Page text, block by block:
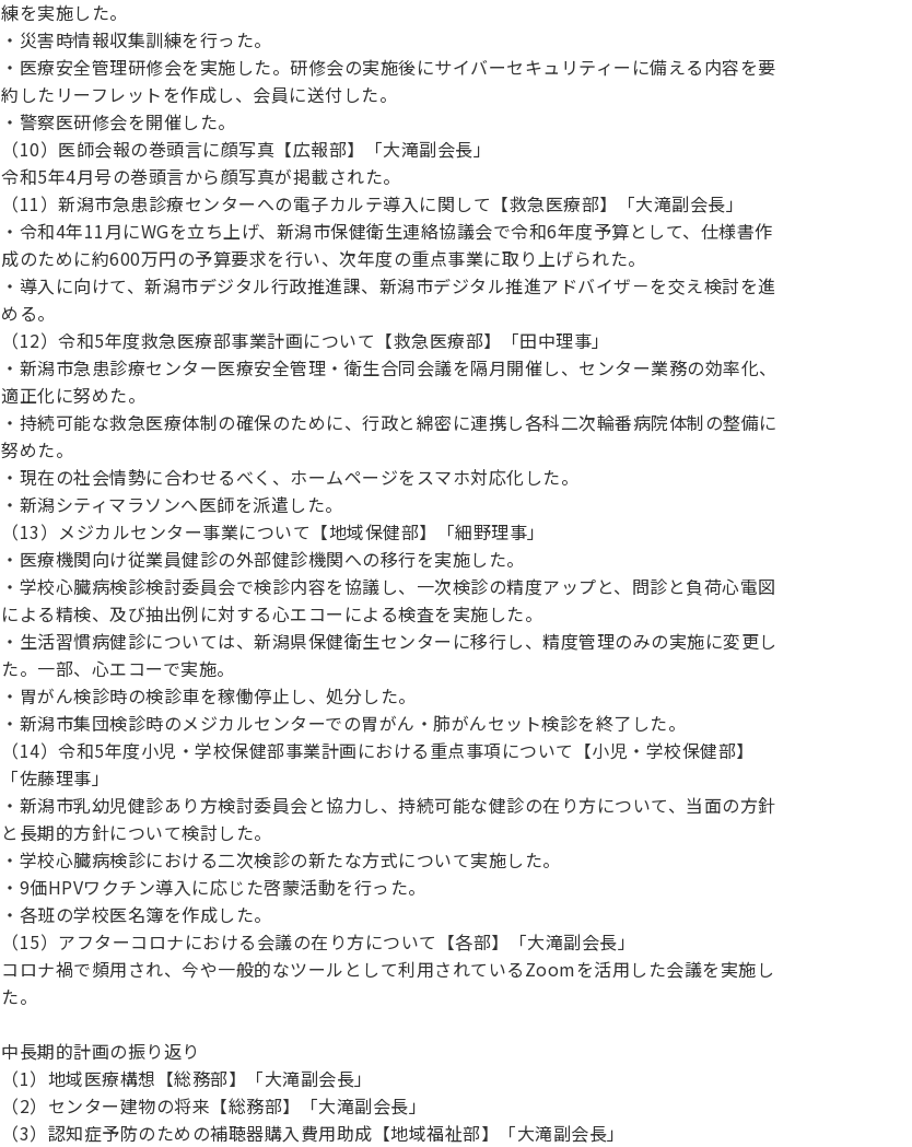
練を実施した。
・災害時情報収集訓練を行った。
・医療安全管理研修会を実施した。研修会の実施後にサイバーセキュリティーに備える内容を要
約したリーフレットを作成し、会員に送付した。
・警察医研修会を開催した。
（10）医師会報の巻頭言に顔写真【広報部】「大滝副会長」
令和5年4月号の巻頭言から顔写真が掲載された。
（11）新潟市急患診療センターへの電子カルテ導入に関して【救急医療部】「大滝副会長」
・令和4年11月にWGを立ち上げ、新潟市保健衛生連絡協議会で令和6年度予算として、仕様書作
成のために約600万円の予算要求を行い、次年度の重点事業に取り上げられた。
・導入に向けて、新潟市デジタル行政推進課、新潟市デジタル推進アドバイザ－を交え検討を進
める。
（12）令和5年度救急医療部事業計画について【救急医療部】「田中理事」
・新潟市急患診療センター医療安全管理・衛生合同会議を隔月開催し、センター業務の効率化、
適正化に努めた。
・持続可能な救急医療体制の確保のために、行政と綿密に連携し各科二次輪番病院体制の整備に
努めた。
・現在の社会情勢に合わせるべく、ホームページをスマホ対応化した。
・新潟シティマラソンへ医師を派遣した。
（13）メジカルセンター事業について【地域保健部】「細野理事」
・医療機関向け従業員健診の外部健診機関への移行を実施した。
・学校心臓病検診検討委員会で検診内容を協議し、一次検診の精度アップと、問診と負荷心電図
による精検、及び抽出例に対する心エコーによる検査を実施した。
・生活習慣病健診については、新潟県保健衛生センターに移行し、精度管理のみの実施に変更し
た。一部、心エコーで実施。
・胃がん検診時の検診車を稼働停止し、処分した。
・新潟市集団検診時のメジカルセンターでの胃がん・肺がんセット検診を終了した。
（14）令和5年度小児・学校保健部事業計画における重点事項について【小児・学校保健部】
「佐藤理事」
・新潟市乳幼児健診あり方検討委員会と協力し、持続可能な健診の在り方について、当面の方針
と長期的方針について検討した。
・学校心臓病検診における二次検診の新たな方式について実施した。
・9価HPVワクチン導入に応じた啓蒙活動を行った。
・各班の学校医名簿を作成した。
（15）アフターコロナにおける会議の在り方について【各部】「大滝副会長」
コロナ禍で頻用され、今や一般的なツールとして利用されているZoomを活用した会議を実施し
た。
中長期的計画の振り返り
（1）地域医療構想【総務部】「大滝副会長」
（2）センター建物の将来【総務部】「大滝副会長」
（3）認知症予防のための補聴器購入費用助成【地域福祉部】「大滝副会長」